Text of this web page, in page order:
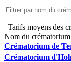
Tarifs moyens des
Nom du crématorium
Crématorium de
Crématorium